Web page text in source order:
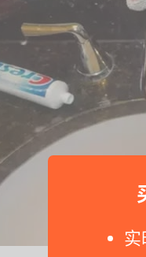
实